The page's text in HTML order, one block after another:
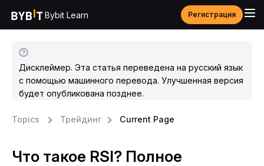
Bybit Learn Регистрация
Дисклеймер. Эта статья переведена на русский язык
с помощью машинного перевода. Улучшенная версия
будет опубликована позднее.
Topics Трейдинг Current Page
Что такое RSI? Полное